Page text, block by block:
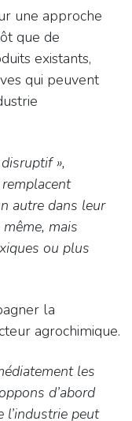
une approche
que de
existants,
qui peuvent
disruptif»,
autre dans leur
mais
ou plus
la
agrochimique.
les
d’abord
l’industrie peut